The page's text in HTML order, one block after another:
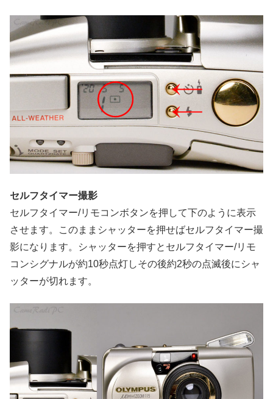
セルフタイマー撮影
セルフタイマー/リモコンボタンを押して下のように表示
させます。このままシャッターを押せばセルフタイマー撮
影になります。シャッターを押すとセルフタイマー/リモ
コンシグナルが約10秒点灯しその後約2秒の点滅後にシャ
ッターが切れます。